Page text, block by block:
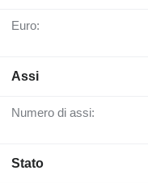
Euro:
Assi
Numero di assi:
Stato